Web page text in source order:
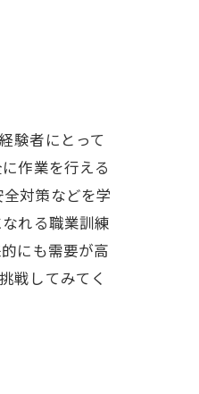
験者にとって
作業を行える
対策などを学
れる職業訓練
にも需要が高
戦してみてく